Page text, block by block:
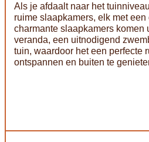
Als je afdaalt naar het
ruime slaapkamers, elk met
charmante slaapkamers komen
veranda, een uitnodigend
tuin, waardoor het een perfecte
ontspannen en buiten te